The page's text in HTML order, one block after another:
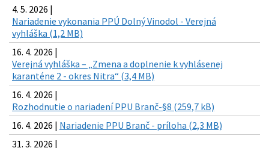
4. 5. 2026 |
Nariadenie vykonania PPÚ Dolný Vinodol - Verejná
vyhláška (1,2 MB)
16. 4. 2026 |
Verejná vyhláška – „Zmena a doplnenie k vyhlásenej
karanténe 2 - okres Nitra“ (3,4 MB)
16. 4. 2026 |
Rozhodnutie o nariadení PPU Branč-§8 (259,7 kB)
16. 4. 2026 | Nariadenie PPU Branč - príloha (2,3 MB)
31. 3. 2026 |